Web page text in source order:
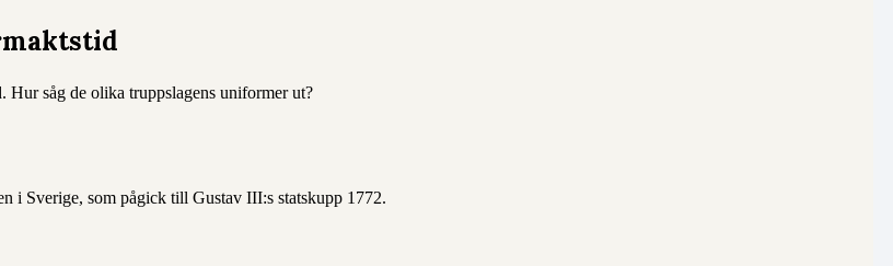
Hur såg de olika truppslagens uniformer ut?
i Sverige, som pågick till Gustav III:s statskupp 1772.